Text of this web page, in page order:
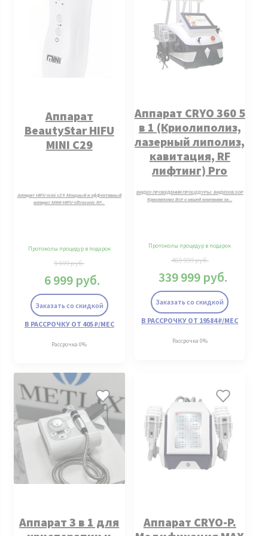
Заказать со скидкой
Аппарат
BeautyStar HIFU
MINI C29
Аппарат HIFU mini c29 Мощный и эффективный
аппарат MINI-HIFU-Ultrasonic RF…
Протоколы процедур в подарок
9 699руб.
6 999 руб.
В РАССРОЧКУ ОТ 405 ₽/МЕС
Рассрочка 0%
Заказать со скидкой
Аппарат CRYO 360 5
в 1 (Криолиполиз,
лазерный липолиз,
кавитация, RF
лифтинг) Pro
ВИДЕО ПРОВЕДЕНИЯ ПРОЦЕДУРЫ: ВИДЕООБЗОР
Криолиполиз Всё о нашей компании за…
Протоколы процедур в подарок
469 999руб.
339 999 руб.
В РАССРОЧКУ ОТ 19584 ₽/МЕС
Рассрочка 0%
Аппарат 3 в 1 для
Аппарат CRYO-P.